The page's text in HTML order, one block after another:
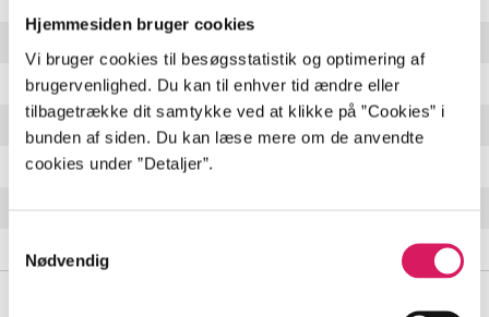
Hjemmesiden bruger cookies
Vi bruger cookies til besøgsstatistik og optimering af
brugervenlighed. Du kan til enhver tid ændre eller
tilbagetrække dit samtykke ved at klikke på ”Cookies” i
bunden af siden. Du kan læse mere om de anvendte
cookies under ”Detaljer”.
Nødvendig
Rock on a Feather
D'Modal
Sit Down
Vertigo 4:28 min